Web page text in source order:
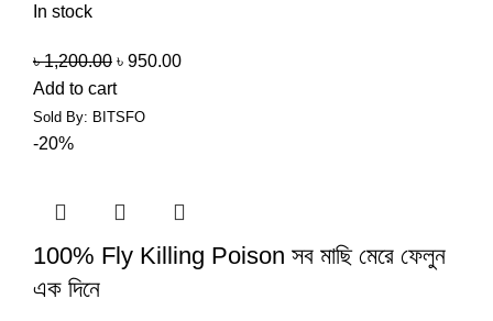
In stock
৳1,200.00 ৳ 950.00
Add to cart
Sold By: BITSFO
-20%
100% Fly Killing Poison সব মাছি মেরে ফেলুন
এক দিনে